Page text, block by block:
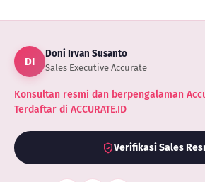
DI
Doni Irvan Susanto
Sales Executive Accurate
Konsultan resmi dan berpengalaman
Terdaftar di ACCURATE.ID
Verifikasi Sales